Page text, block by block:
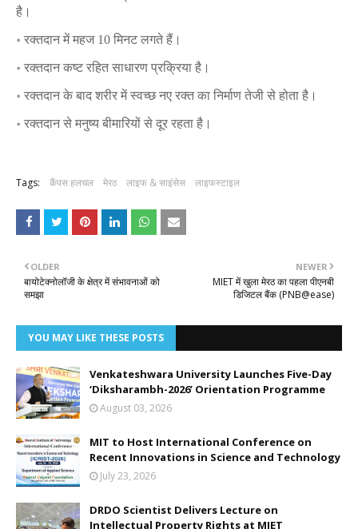
है।
॰ रक्तदान में महज 10 मिनट लगते हैं।
॰ रक्तदान कष्ट रहित साधारण प्रक्रिया है।
॰ रक्तदान के बाद शरीर में स्वच्छ नए रक्त का निर्माण तेजी से होता है।
॰ रक्तदान से मनुष्य बीमारियों से दूर रहता है।
Tags: कैंपस हलचल मेरठ लाइफ & साइंसेस लाइफस्टाइल
NEWER
MIET में खुला मेरठ का पहला पीएनबी
डिजिटल बैंक (PNB@ease)
OLDER
बायोटेक्नोलॉजी के क्षेत्र में संभावनाओं को
समझा
YOU MAY LIKE THESE POSTS
Venkateshwara University Launches Five-Day
‘Diksharambh-2026’ Orientation Programme
August 03, 2026
MIT to Host International Conference on
Recent Innovations in Science and Technology
July 23, 2026
DRDO Scientist Delivers Lecture on
Intellectual Property Rights at MIET